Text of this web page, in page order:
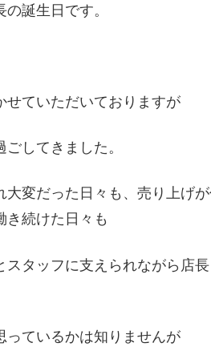
誕生日です。
せていただいておりますが
してきました。
変だった日々も、売り上げ
き続けた日々も
タッフに支えられながら店
っているかは知りませんが